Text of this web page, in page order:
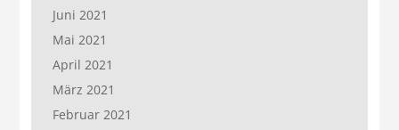
Juni 2021
Mai 2021
April 2021
März 2021
Februar 2021